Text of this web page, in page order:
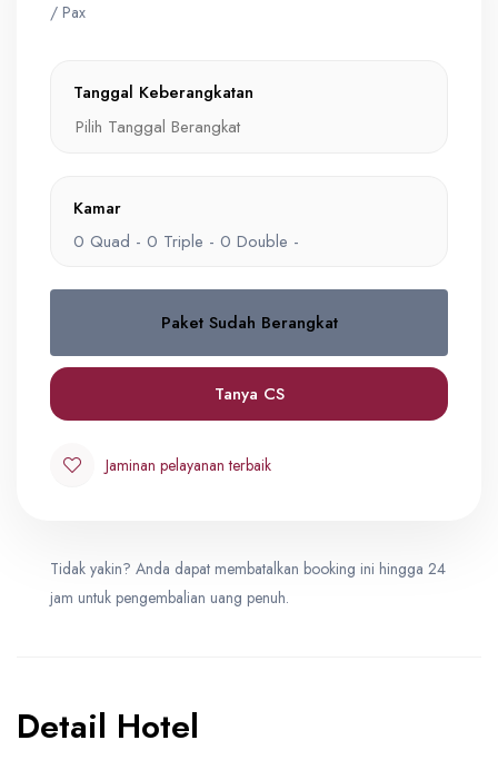
/ Pax
Tanggal Keberangkatan
Kamar
0 Quad - 0 Triple - 0 Double -
Quad
IDR 32,900,000
0
Triple
Double
IDR 36,500,000
Paket Sudah Berangkat
Tanya CS
Jaminan pelayanan terbaik
Tidak yakin? Anda dapat membatalkan booking ini hingga 24
jam untuk pengembalian uang penuh.
Detail Hotel